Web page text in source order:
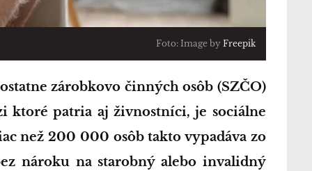
Foto: Image by Freepik
ktoré patria aj živnostníci, je sociálne
než 200 000 osôb takto vypadáva zo
nároku na starobný alebo invalidný